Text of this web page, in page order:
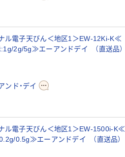
ル電子天びん＜地区1＞EW-12Ki-K≪
2g/5g≫エーアンドデイ （直送品）
ンド・デイ
ナル電子天びん＜地区1＞EW-1500i-K≪
0.5g≫エーアンドデイ （直送品）